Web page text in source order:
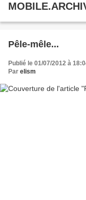
Pêle-mêle...
Publié le 01/07/2012 à
Par elism